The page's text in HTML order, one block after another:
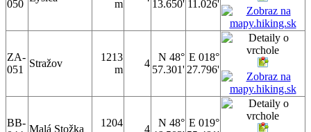
050 m 13.650' 11.026'
ZA-
051
Stražov
1213
m
4
N 48°
57.301'
E 018°
27.796'
BB-
Malá Stožka
1204
4
N 48° E 019°